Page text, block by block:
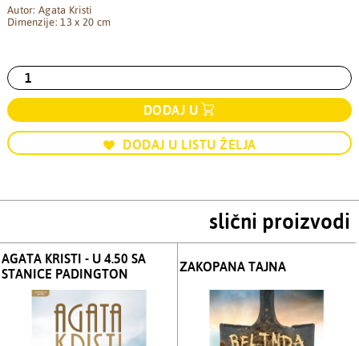
Autor: Agata Kristi
Dimenzije: 13 x 20 cm
DODAJ U
DODAJ U LISTU ŽELJA
slični proizvodi
AGATA KRISTI - U 4.50 SA
STANICE PADINGTON
ZAKOPANA TAJNA